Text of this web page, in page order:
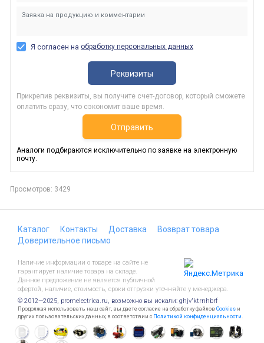
Я согласен на обработку персональных данных
Реквизиты
Прикрепив реквизиты, вы получите счет-договор, который сможете
оплатить сразу, что сэкономит ваше время.
Отправить
Аналоги подбираются исключительно по заявке на электронную
почту.
Просмотров: 3429
Каталог Контакты Доставка
Возврат товара
Доверительное письмо
Наличие информации о товаре на сайте не
гарантирует наличие товара на складе.
Данное предложение не является публичной
офертой, наличие, стоимость, сроки отгрузки уточняйте у менеджера.
© 2012—2025, promelectrica.ru, возможно вы искали: ghjv'ktrnhbrf
Продолжая использовать наш сайт, вы даете согласие на обработку файлов Cookies и
других пользовательских данных, в соответствии с Политикой конфиденциальности.